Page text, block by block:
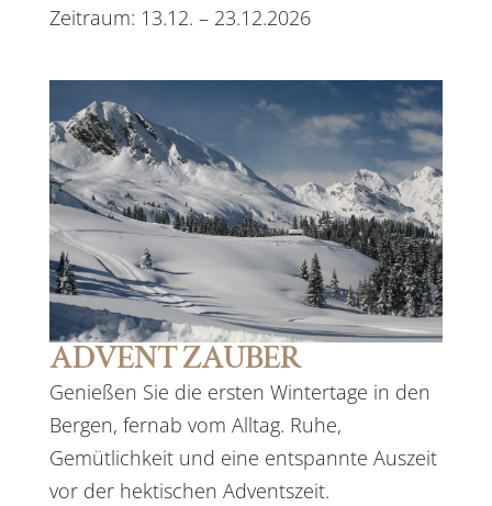
Zeitraum: 13.12. – 23.12.2026
ADVENT ZAUBER
Genießen Sie die ersten Wintertage in den
Bergen, fernab vom Alltag. Ruhe,
Gemütlichkeit und eine entspannte Auszeit
vor der hektischen Adventszeit.